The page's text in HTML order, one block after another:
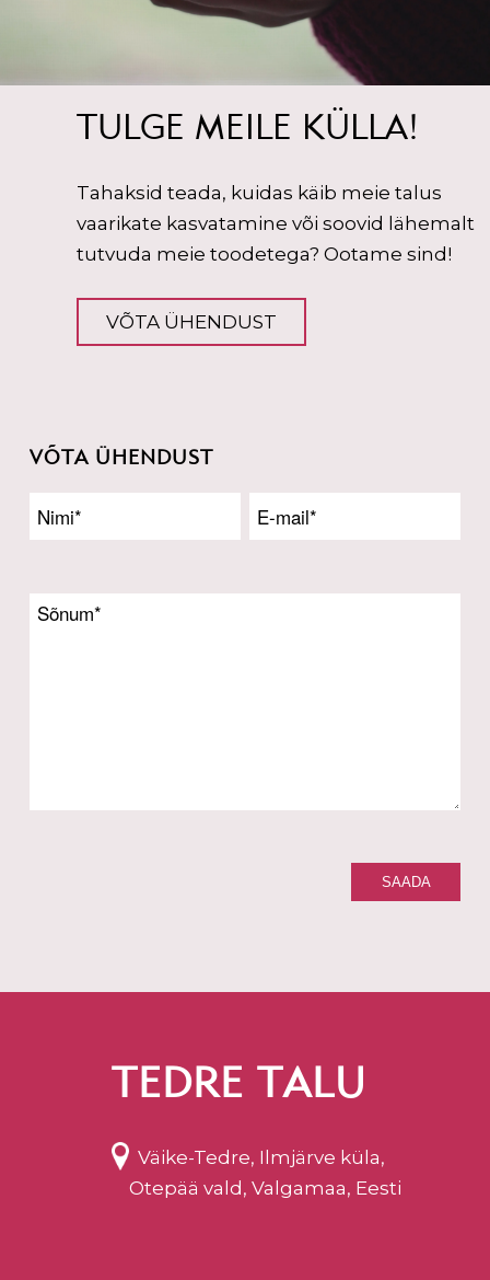
TULGE MEILE KÜLLA!
Tahaksid teada, kuidas käib meie talus
vaarikate kasvatamine või soovid lähemalt
tutvuda meie toodetega? Ootame sind!
VÕTA ÜHENDUST
TEDRE TALU
Väike-Tedre, Ilmjärve küla,
Otepää vald, Valgamaa, Eesti
VÕTA ÜHENDUST